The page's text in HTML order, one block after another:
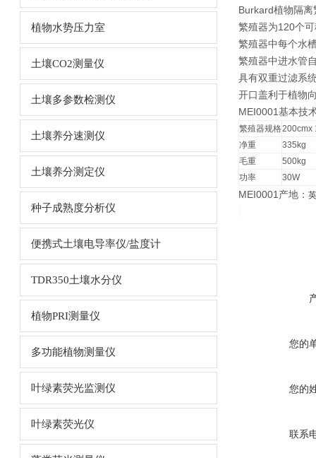
植物水势压力室
土壤CO2测量仪
土壤多参数检测仪
土壤养分速测仪
土壤养分测定仪
种子成熟度分析仪
便携式土壤电导率仪/盐度计
TDR350土壤水分仪
植物PRI测量仪
多功能植物测量仪
叶绿素荧光监测仪
叶绿素荧光仪
Burkard植物隔
繁殖器为120个
繁殖器中每个水
繁殖器中进水管
具有双重过滤系
开口盖利于植物
MEI0001基本技
繁殖器规格200cmx
净重
335kg
毛重
500kg
功率
30W
MEI0001 产地：
您的
您的
联系